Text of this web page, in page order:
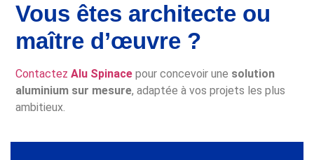
Vous êtes architecte ou
maître d’œuvre ?
ContactezAlu Spinace pour concevoir une solution
aluminium sur mesure, adaptée à vos projets les plus
ambitieux.